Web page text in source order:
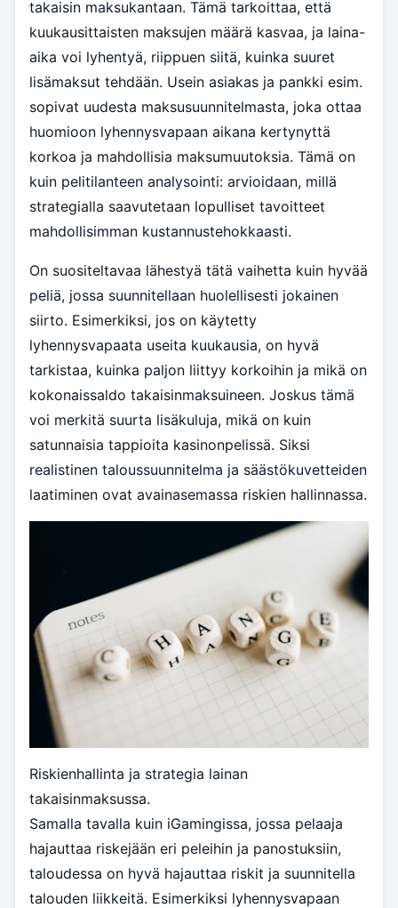
takaisin maksukantaan. Tämä tarkoittaa, että
kuukausittaisten maksujen määrä kasvaa, ja laina-
aika voi lyhentyä, riippuen siitä, kuinka suuret
lisämaksut tehdään. Usein asiakas ja pankki esim.
sopivat uudesta maksusuunnitelmasta, joka ottaa
huomioon lyhennysvapaan aikana kertynyttä
korkoa ja mahdollisia maksumuutoksia. Tämä on
kuin pelitilanteen analysointi: arvioidaan, millä
strategialla saavutetaan lopulliset tavoitteet
mahdollisimman kustannustehokkaasti.
On suositeltavaa lähestyä tätä vaihetta kuin hyvää
peliä, jossa suunnitellaan huolellisesti jokainen
siirto. Esimerkiksi, jos on käytetty
lyhennysvapaata useita kuukausia, on hyvä
tarkistaa, kuinka paljon liittyy korkoihin ja mikä on
kokonaissaldo takaisinmaksuineen. Joskus tämä
voi merkitä suurta lisäkuluja, mikä on kuin
satunnaisia tappioita kasinonpelissä. Siksi
realistinen taloussuunnitelma ja säästökuvetteiden
laatiminen ovat avainasemassa riskien hallinnassa.
Riskienhallinta ja strategia lainan
takaisinmaksussa.
Samalla tavalla kuin iGamingissa, jossa pelaaja
hajauttaa riskejään eri peleihin ja panostuksiin,
taloudessa on hyvä hajauttaa riskit ja suunnitella
talouden liikkeitä. Esimerkiksi lyhennysvapaan